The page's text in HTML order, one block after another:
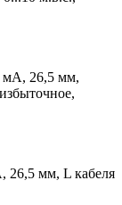
мА, 26,5 мм,
мм, L кабеля